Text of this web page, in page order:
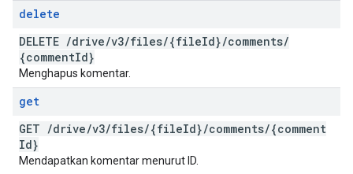
delete
DELETE /drive/v3/files/{fileId}/comments/
{commentId}
Menghapus komentar.
get
GET /drive/v3/files/{fileId}/comments/{comment
Id}
Mendapatkan komentar menurut ID.